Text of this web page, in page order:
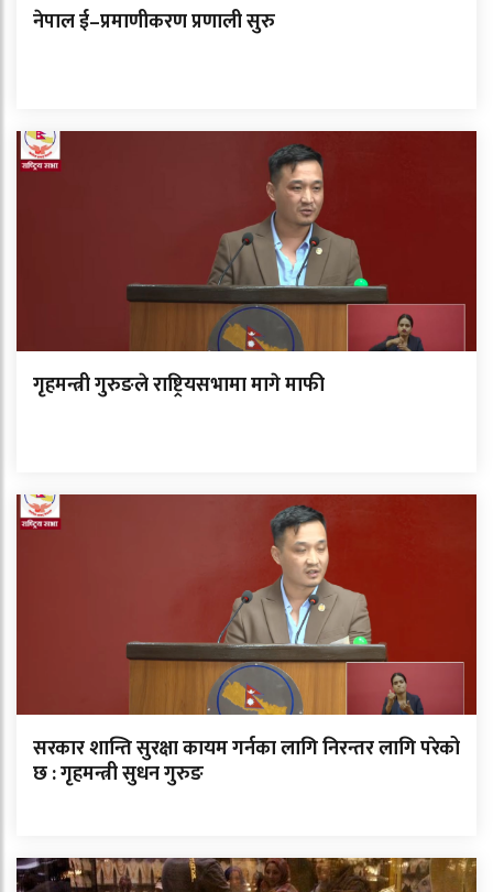
नेपाल ई–प्रमाणीकरण प्रणाली सुरु
गृहमन्त्री गुरुङले राष्ट्रियसभामा मागे माफी
सरकार शान्ति सुरक्षा कायम गर्नका लागि निरन्तर लागि परेको
छ : गृहमन्त्री सुधन गुरुङ